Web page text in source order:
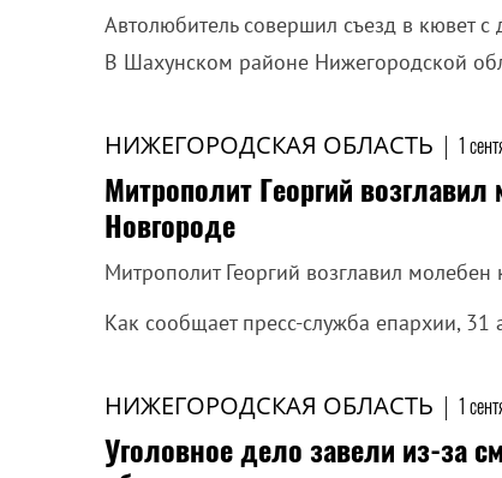
Автолюбитель совершил съезд в кювет
В Шахунском районе Нижегородской
НИЖЕГОРОДСКАЯ ОБЛАСТЬ | 1
Митрополит Георгий
Новгороде
Митрополит Георгий возглавил
Как сообщает пресс-служба епархии, 31
НИЖЕГОРОДСКАЯ ОБЛАСТЬ | 1
Уголовное дело завели из-за